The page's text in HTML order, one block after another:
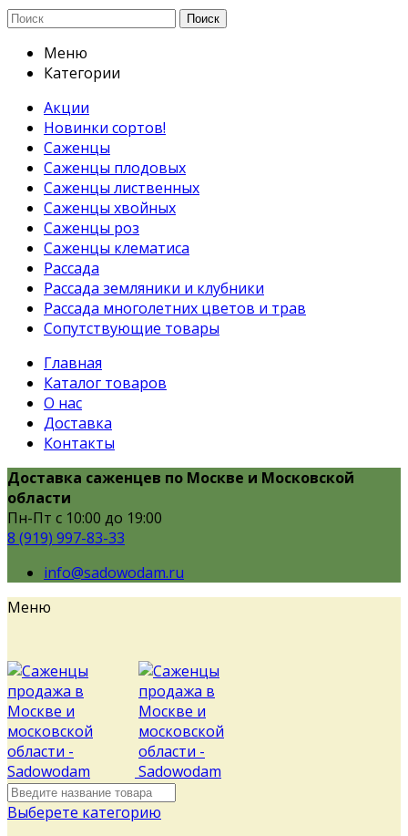
Поиск
Меню
Категории
Акции
Новинки сортов!
Саженцы
Саженцы плодовых
Саженцы лиственных
Саженцы хвойных
Саженцы роз
Саженцы клематиса
Рассада
Рассада земляники и клубники
Рассада многолетних цветов и трав
Сопутствующие товары
Главная
Каталог товаров
О нас
Доставка
Контакты
Доставка саженцев по Москве и Московской
области
Пн-Пт с 10:00 до 19:00
8 (919) 997-83-33
info@sadowodam.ru
Меню
Выберете категорию